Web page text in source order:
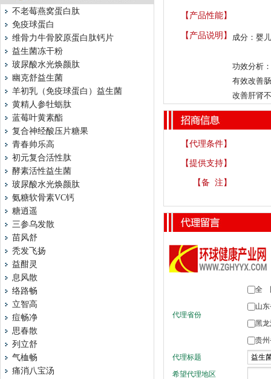
不老莓燕窝蛋白肽
免疫球蛋白
维骨力牛骨胶原蛋白肽钙片
益生菌冻干粉
玻尿酸水光焕颜肽
幽克舒益生菌
羊初乳（免疫球蛋白）益生菌
黄精人参牡蛎肽
蓝莓叶黄素酯
复合神经酸压片糖果
青春帅乐高
初元复合活性肽
酵素活性益生菌
玻尿酸水光焕颜肽
氨糖软骨素VC钙
糖逍遥
三参乌发散
苗风舒
秃发飞扬
益酣灵
息风散
络路畅
立智高
痘畅净
思春散
列立舒
气桖畅
痛消八宝汤
【产品性能】
【产品说明】 成分：婴
功效分析：
有效改善
改善肝肾
【代理条件】
【提供支持】
【备 注】